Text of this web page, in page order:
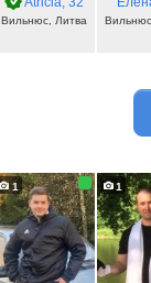
Вильнюс, Литва
1 1